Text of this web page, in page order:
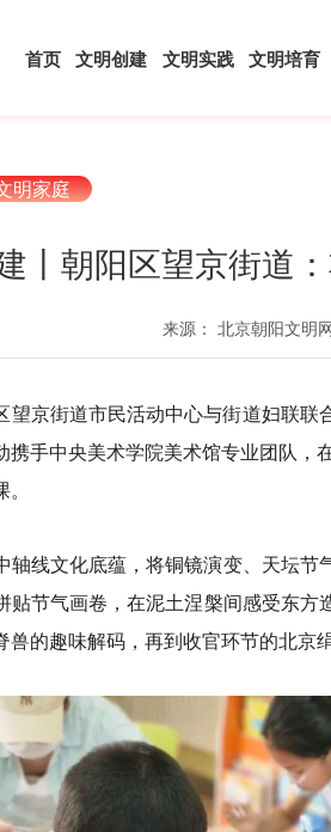
首页 文明创建 文明实践 文明培育
明家庭
丨朝阳区望京街道
来源： 北京朝阳文明
望京街道市民活动中心与街道妇联联
携手中央美术学院美术馆专业团队
轴线文化底蕴，将铜镜演变、天坛
贴节气画卷，在泥土涅槃间感受东
兽的趣味解码，再到收官环节的北京